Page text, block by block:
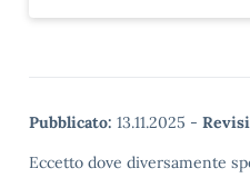
Pubblicato: 13.11.2025 -
Eccetto dove diversamente